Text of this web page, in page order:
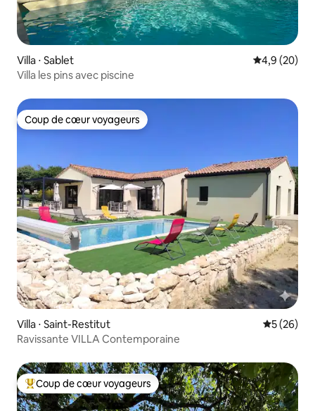
Villa ⋅ Sablet Évaluation
4,9 (20)
Villa les pins avec piscine
Coup de cœur voyageurs
Coup de cœur voyageurs
Villa ⋅ Saint-Restitut
5 (26)
Ravissante VILLA Contemporaine
Coups de cœur voyageurs les plus appréciés
Coup de cœur voyageurs